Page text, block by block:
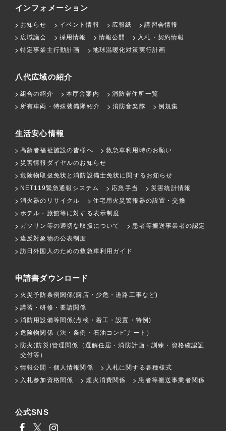
インフォメーション
お知らせ イベント情報 広報紙
講習会情報
広域議会
採用情報 情報公開
入札・契約情報
特定事業主行動計画
地球温暖化対策実行計画
八代広域の紹介
組合の紹介 本庁舎案内
消防署住所一覧
所有車両・特殊装備隊紹介
消防音楽隊 例規集
生活安心情報
高齢者福祉施設の皆様へ
救急車利用時のお願い
災害情報ダイヤルのお知らせ
危険物取扱免状と消防設備士免状に関するお知らせ
NET119緊急通報システム
応急手当
災害統計情報
消火器のリサイクル
住宅用火災警報器の設置・交換
ホテル・旅館等に対する表示制度
ガソリン等の適切な取扱について
患者等搬送事業者の認定
違反対象物の公表制度
訪日外国人のための救急車利用ガイド
申請書ダウンロード
火災予防条例関係(露店・少危・道路工事など)
講習・研修・要請関係
消防用設備等関係(点検・着工・設置・特例)
危険物関係（法・条例・石油コンビナート）
防火(防災)管理関係（選解任届・消防計画・訓練・資格確認証
交付等）
情報公開・個人情報関係
入札に関する各種様式
入札参加資格関係
煙火消費関係 患者等搬送事業者関係
公式SNS